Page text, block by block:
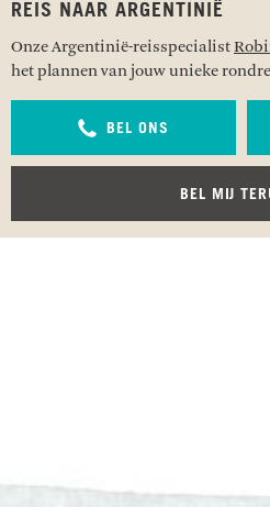
REIS NAAR ARGENTINIË
Onze Argentinië-reisspecialist
het plannen van jouw unieke
BEL ONS
BEL MIJ